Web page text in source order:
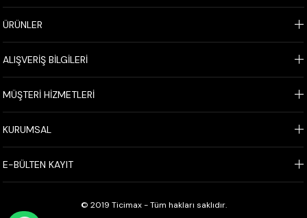
ÜRÜNLER
ALIŞVERİŞ BİLGİLERİ
MÜŞTERİ HİZMETLERİ
KURUMSAL
E-BÜLTEN KAYIT
© 2019 Ticimax - Tüm hakları saklıdır.